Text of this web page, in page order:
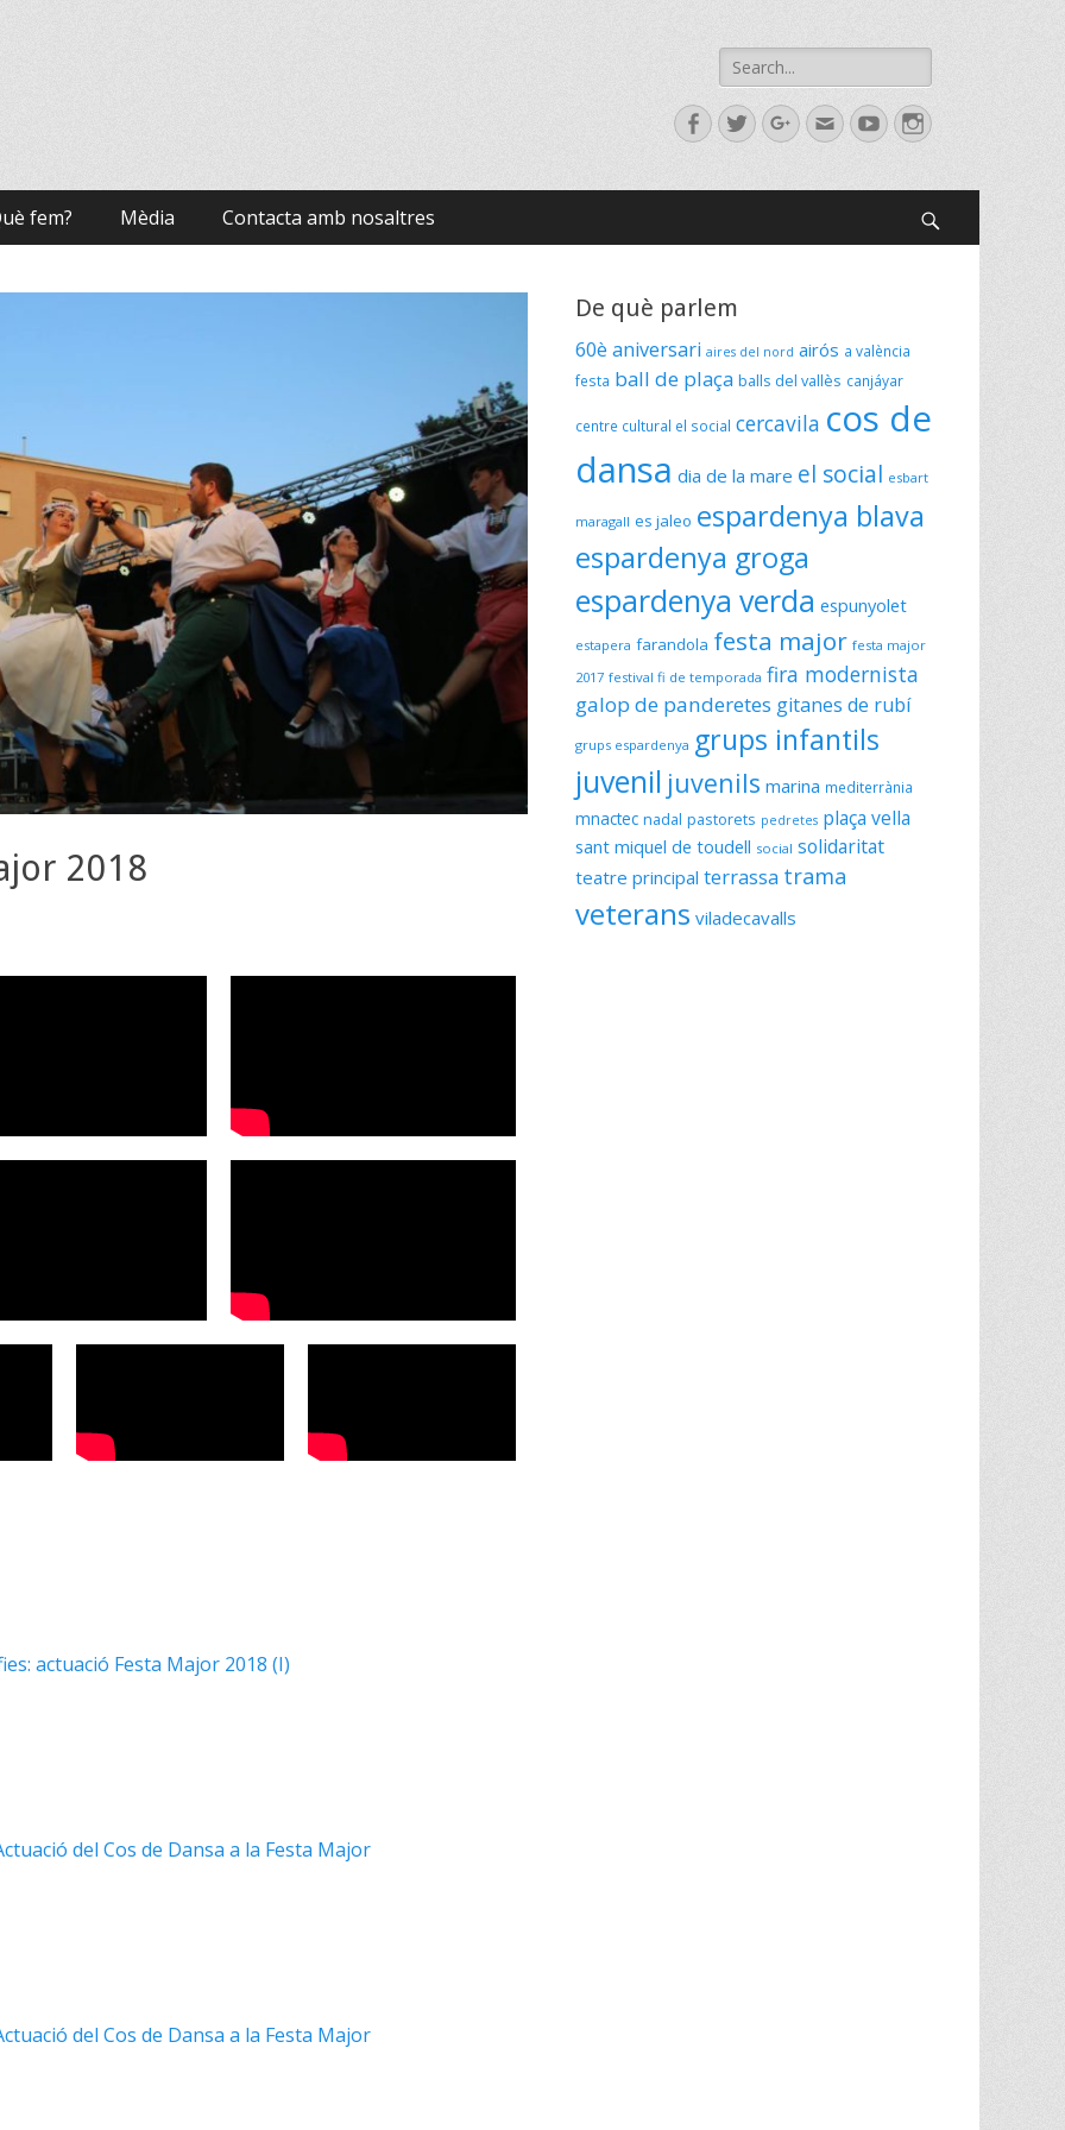
fem? Mèdia Contacta amb nosaltres
2018
actuació Festa Major 2018 (I)
del Cos de Dansa a la Festa Major
del Cos de Dansa a la Festa Major
De què parlem
60è aniversari aires del nord airós a valència
festa ball de plaça balls del vallès canjáyar
centre cultural el social cercavila cos de
dansa dia de la mare el social esbart
maragall es jaleo espardenya blava
espardenya groga
espardenya verda espunyolet
estapera farandola festa major festa major
2017 festival fi de temporada fira modernista
galop de panderetes gitanes de rubí
grups espardenya grups infantils
juvenil juvenils marina mediterrània
mnactec nadal pastorets pedretes plaça vella
sant miquel de toudell social solidaritat
teatre principal terrassa trama
veterans viladecavalls